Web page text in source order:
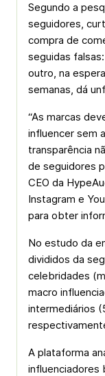
Segundo a
seguidores,
compra de
seguidas
outro, na
semanas, dá
“As marcas
influencer sem
transparência
de seguidores
CEO da
Instagram e
para obter
No estudo da
divididos da
celebridades
macro
intermediários
A plataforma
influenciadores